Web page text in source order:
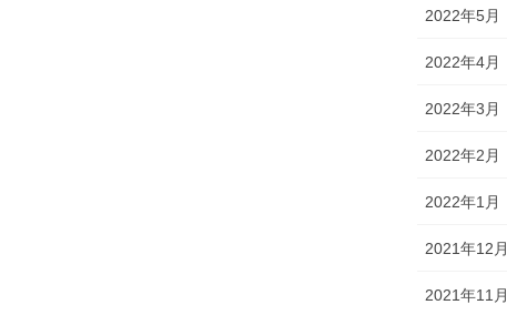
2022年5月
2022年4月
2022年3月
2022年2月
2022年1月
2021年12月
2021年11月